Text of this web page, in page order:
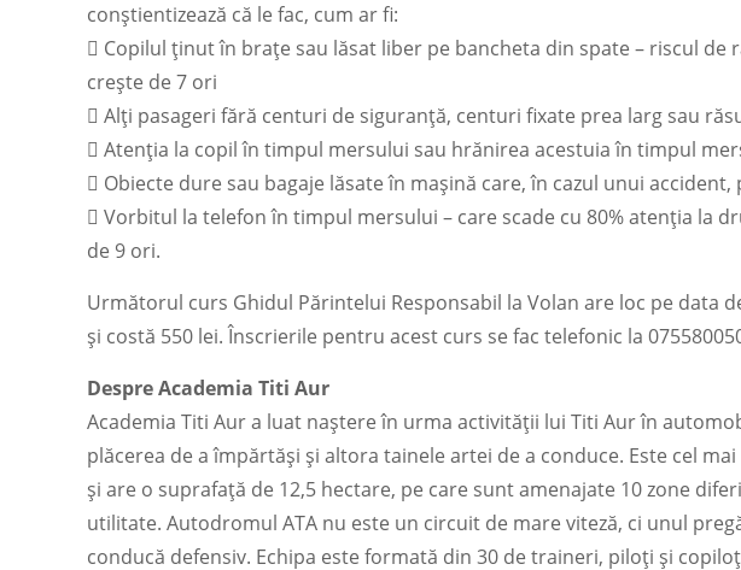
conștientizează că le fac, cum ar fi:
 Copilul ținut în brațe sau lăsat liber pe bancheta din spate – riscul
crește de 7 ori
 Alți pasageri fără centuri de siguranță, centuri fixate prea larg sau
 Atenția la copil în timpul mersului sau hrănirea acestuia în timpul
 Obiecte dure sau bagaje lăsate în mașină care, în cazul unui
 Vorbitul la telefon în timpul mersului – care scade cu 80% atenția la
de 9 ori.
Următorul curs Ghidul Părintelui Responsabil la Volan are loc pe data
și costă 550 lei. Înscrierile pentru acest curs se fac telefonic la
Despre Academia Titi Aur
Academia Titi Aur a luat naștere în urma activității lui Titi Aur în
plăcerea de a împărtăși și altora tainele artei de a conduce. Este cel
și are o suprafață de 12,5 hectare, pe care sunt amenajate 10 zone
utilitate. Autodromul ATA nu este un circuit de mare viteză, ci unul
conducă defensiv. Echipa este formată din 30 de traineri, piloți și